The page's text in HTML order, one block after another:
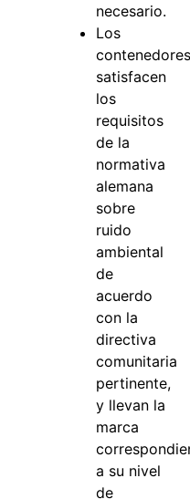
necesario.
Los
satisfacen
los
requisitos
de la
normativa
alemana
sobre
ruido
ambiental
de
acuerdo
con la
directiva
comunitaria
pertinente,
y llevan la
marca
a su nivel
de